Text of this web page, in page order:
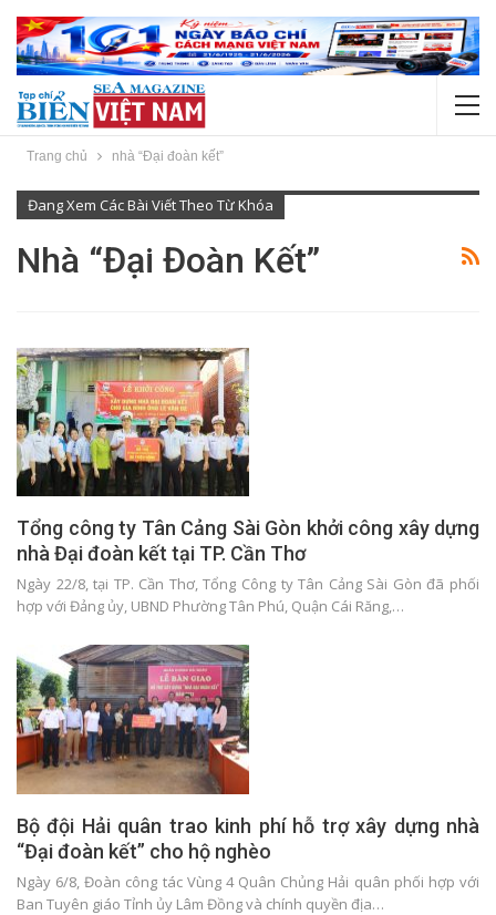
Trang chủ nhà “Đại đoàn kết”
Đang Xem Các Bài Viết Theo Từ Khóa
Nhà “Đại Đoàn Kết”
Tổng công ty Tân Cảng Sài Gòn khởi công xây dựng
nhà Đại đoàn kết tại TP. Cần Thơ
Ngày 22/8, tại TP. Cần Thơ, Tổng Công ty Tân Cảng Sài Gòn đã phối
hợp với Đảng ủy, UBND Phường Tân Phú, Quận Cái Răng,…
Bộ đội Hải quân trao kinh phí hỗ trợ xây dựng nhà
“Đại đoàn kết” cho hộ nghèo
Ngày 6/8, Đoàn công tác Vùng 4 Quân Chủng Hải quân phối hợp với
Ban Tuyên giáo Tỉnh ủy Lâm Đồng và chính quyền địa…